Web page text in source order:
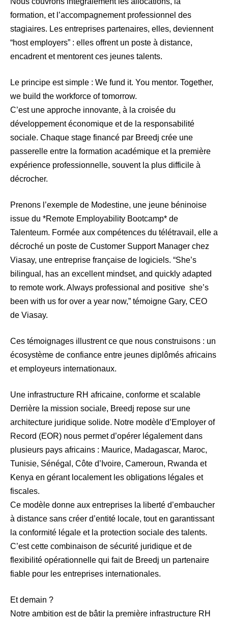
formation, et l’accompagnement professionnel des
stagiaires. Les entreprises partenaires, elles, deviennent
“host employers” : elles offrent un poste à distance,
encadrent et mentorent ces jeunes talents.
Le principe est simple : We fund it. You mentor. Together,
we build the workforce of tomorrow.
C’est une approche innovante, à la croisée du
développement économique et de la responsabilité
sociale. Chaque stage financé par Breedj crée une
passerelle entre la formation académique et la première
expérience professionnelle, souvent la plus difficile à
décrocher.
Prenons l’exemple de Modestine, une jeune béninoise
issue du *Remote Employability Bootcamp* de
Talenteum. Formée aux compétences du télétravail, elle a
décroché un poste de Customer Support Manager chez
Viasay, une entreprise française de logiciels. “She’s
bilingual, has an excellent mindset, and quickly adapted
to remote work. Always professional and positive she’s
been with us for over a year now,” témoigne Gary, CEO
de Viasay.
Ces témoignages illustrent ce que nous construisons : un
écosystème de confiance entre jeunes diplômés africains
et employeurs internationaux.
Une infrastructure RH africaine, conforme et scalable
Derrière la mission sociale, Breedj repose sur une
architecture juridique solide. Notre modèle d’Employer of
Record (EOR) nous permet d’opérer légalement dans
plusieurs pays africains : Maurice, Madagascar, Maroc,
Tunisie, Sénégal, Côte d’Ivoire, Cameroun, Rwanda et
Kenya en gérant localement les obligations légales et
fiscales.
Ce modèle donne aux entreprises la liberté d’embaucher
à distance sans créer d’entité locale, tout en garantissant
la conformité légale et la protection sociale des talents.
C’est cette combinaison de sécurité juridique et de
flexibilité opérationnelle qui fait de Breedj un partenaire
fiable pour les entreprises internationales.
Et demain ?
Notre ambition est de bâtir la première infrastructure RH